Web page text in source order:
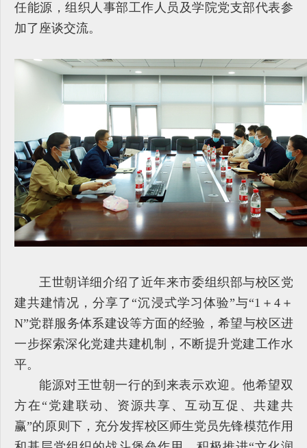
任能源，组织人事部工作人员及学院党支部代表参
加了座谈交流。
王世朝详细介绍了近年来市委组织部与校区党
建共建情况，分享了“沉浸式学习体验”与“1＋4＋
N”党群服务体系建设等方面的经验，希望与校区进
一步探索深化党建共建机制，不断提升党建工作水
平。
能源对王世朝一行的到来表示欢迎。他希望双
方在“党建联动、资源共享、互动互促、共建共
赢”的原则下，充分发挥校区师生党员先锋模范作用